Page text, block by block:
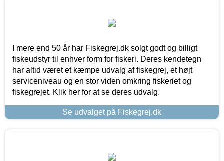
I mere end 50 år har Fiskegrej.dk solgt godt og billigt
fiskeudstyr til enhver form for fiskeri. Deres kendetegn
har altid været et kæmpe udvalg af fiskegrej, et højt
serviceniveau og en stor viden omkring fiskeriet og
fiskegrejet. Klik her for at se deres udvalg.
Se udvalget på Fiskegrej.dk